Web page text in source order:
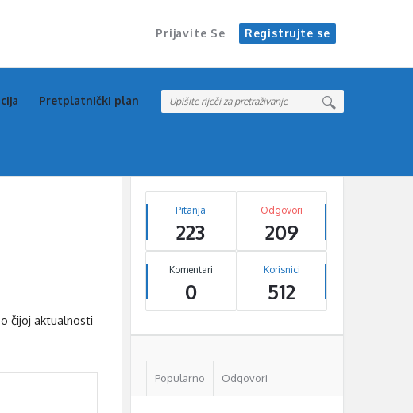
Prijavite Se Registrujte se
Pretplatnički plan
čijoj aktualnosti
Sidebar
Stats
Pitanja
223
Odgovori
209
Komentari
0
Korisnici
512
Popularno Odgovori